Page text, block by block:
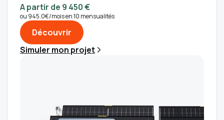
A partir de 9 450 €
ou 945.0€/mois en 10 mensualités
Découvrir
Simuler mon projet